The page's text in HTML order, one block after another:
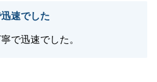
速でした
で迅速でした。